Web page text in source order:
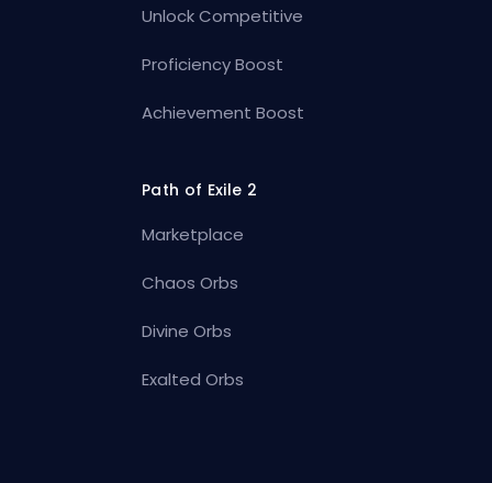
Unlock Competitive
Proficiency Boost
Achievement Boost
Path of Exile 2
Marketplace
Chaos Orbs
Divine Orbs
Exalted Orbs